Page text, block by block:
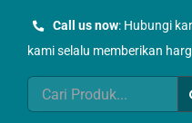
Call us now: Hubungi
kami selalu memberikan
Search
for: